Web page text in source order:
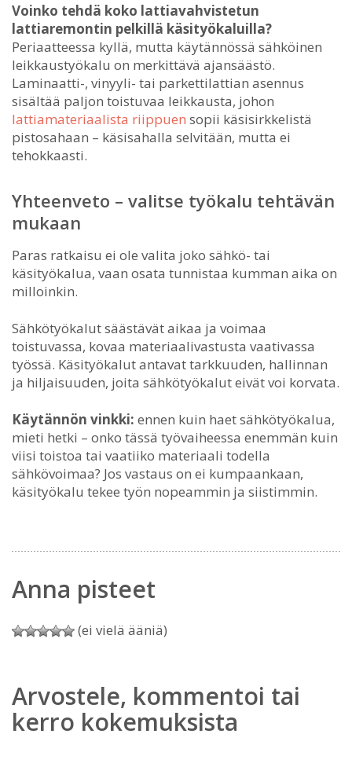
Voinko tehdä koko lattiavahvistetun
lattiaremontin pelkillä käsityökaluilla?
Periaatteessa kyllä, mutta käytännössä sähköinen
leikkaustyökalu on merkittävä ajansäästö.
Laminaatti-, vinyyli- tai parkettilattian asennus
sisältää paljon toistuvaa leikkausta, johon
lattiamateriaalista riippuen sopii käsisirkkelistä
pistosahaan – käsisahalla selvitään, mutta ei
tehokkaasti.
Yhteenveto – valitse työkalu tehtävän
mukaan
Paras ratkaisu ei ole valita joko sähkö- tai
käsityökalua, vaan osata tunnistaa kumman aika on
milloinkin.
Sähkötyökalut säästävät aikaa ja voimaa
toistuvassa, kovaa materiaalivastusta vaativassa
työssä. Käsityökalut antavat tarkkuuden, hallinnan
ja hiljaisuuden, joita sähkötyökalut eivät voi korvata.
Käytännön vinkki: ennen kuin haet sähkötyökalua,
mieti hetki – onko tässä työvaiheessa enemmän kuin
viisi toistoa tai vaatiiko materiaali todella
sähkövoimaa? Jos vastaus on ei kumpaankaan,
käsityökalu tekee työn nopeammin ja siistimmin.
Anna pisteet
(ei vielä ääniä)
Arvostele, kommentoi tai
kerro kokemuksista